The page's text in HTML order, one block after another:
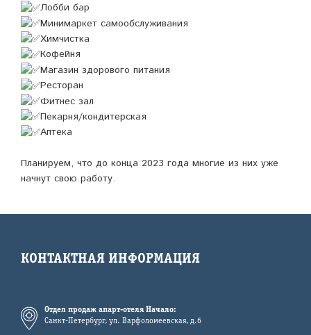
Лобби бар
Минимаркет самообслуживания
Химчистка
Кофейня
Магазин здорового питания
Ресторан
Фитнес зал
Пекарня/кондитерская
Аптека
Планируем, что до конца 2023 года многие из них уже
начнут свою работу.
КОНТАКТНАЯ ИНФОРМАЦИЯ
Отдел продаж апарт-отеля Начало:
Санкт-Петербург, ул. Варфоломеевская, д.6